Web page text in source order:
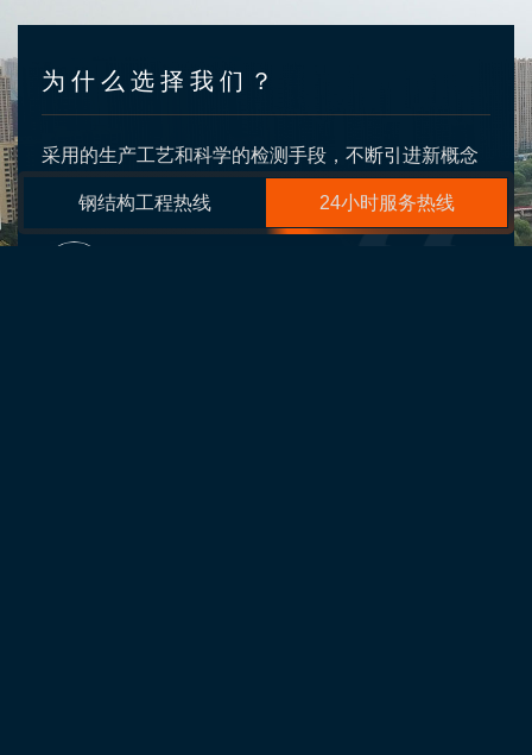
为什么选择我们？
采用的生产工艺和科学的检测手段，不断引进新概念
的钢结构处理工艺，可实现产品的空间化
钢结构工程热线 24小时服务热线